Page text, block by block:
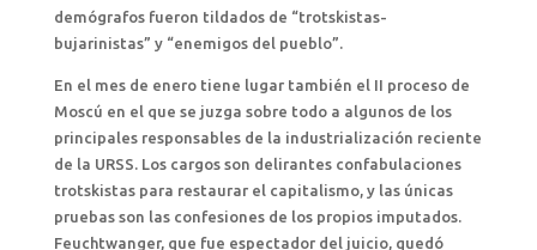
demógrafos fueron tildados de “trotskistas-
bujarinistas” y “enemigos del pueblo”.
En el mes de enero tiene lugar también el II proceso de
Moscú en el que se juzga sobre todo a algunos de los
principales responsables de la industrialización reciente
de la URSS. Los cargos son delirantes confabulaciones
trotskistas para restaurar el capitalismo, y las únicas
pruebas son las confesiones de los propios imputados.
Feuchtwanger, que fue espectador del juicio, quedó